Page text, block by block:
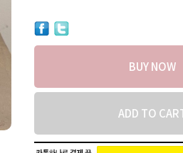
BUY NOW
ADD TO